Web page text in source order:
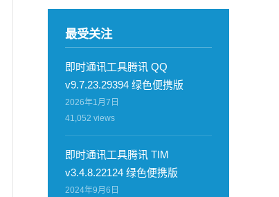
最受关注
即时通讯工具腾讯 QQ
v9.7.23.29394 绿色便携版
2026年1月7日
41,052 views
即时通讯工具腾讯 TIM
v3.4.8.22124 绿色便携版
2024年9月6日